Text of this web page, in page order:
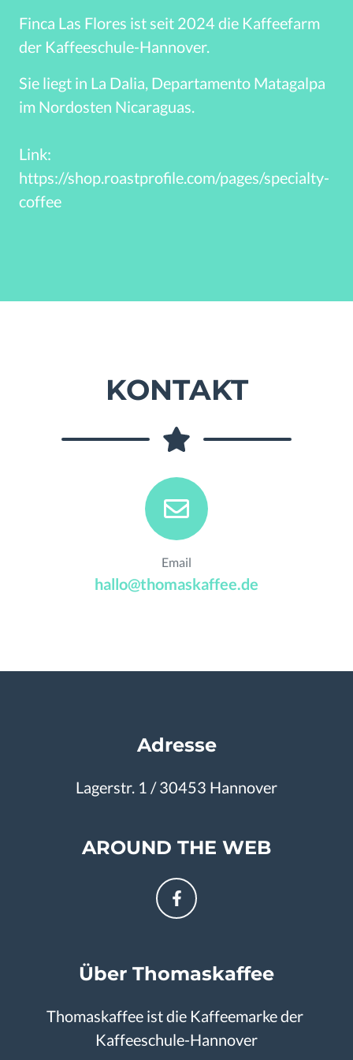
Finca Las Flores ist seit 2024 die Kaffeefarm
Sie liegt in La Dalia, Departamento Matagalpa
im Nordosten Nicaraguas.
Link:
https://shop.roastprofile.com/pages/specialty-
coffee
KONTAKT
Email
hallo@thomaskaffee.de
Adresse
Lagerstr. 1 / 30453 Hannover
AROUND THE WEB
Über Thomaskaffee
Thomaskaffee ist die Kaffeemarke der
Kaffeeschule-Hannover